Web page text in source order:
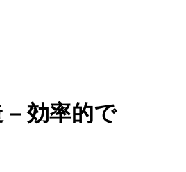
効率的で